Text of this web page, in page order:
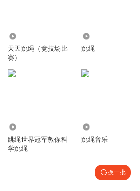
天天跳绳（竞技场比
赛）
跳绳
跳绳世界冠军教你科
学跳绳
跳绳音乐
换一批